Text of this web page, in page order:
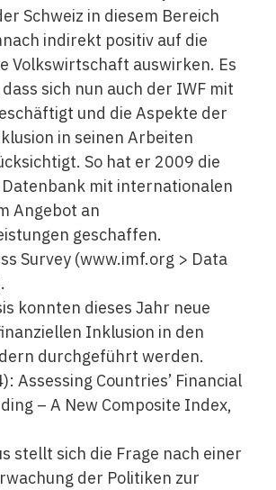
Schweiz in diesem Bereich
indirekt positiv auf die
Volkswirtschaft auswirken. Es
sich nun auch der IWF mit
und die Aspekte der
in seinen Arbeiten
So hat er 2009 die
Datenbank mit internationalen
Angebot an
geschaffen.
Survey (www.imf.org > Data
konnten dieses Jahr neue
Inklusion in den
durchgeführt werden.
Assessing Countries’ Financial
– A New Composite Index,
stellt sich die Frage nach einer
der Politiken zur